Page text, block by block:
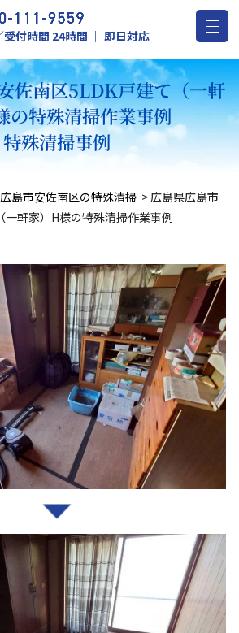
付時間 24時間 ｜ 即日対応
佐南区5LDK戸建て（一軒
の特殊清掃作業事例
特殊清掃事例
広島市安佐南区の特殊清掃 >広島県広島市
軒家）H様の特殊清掃作業事例